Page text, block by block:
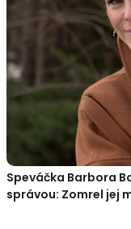
Speváčka Barbora
správou: Zomrel jej